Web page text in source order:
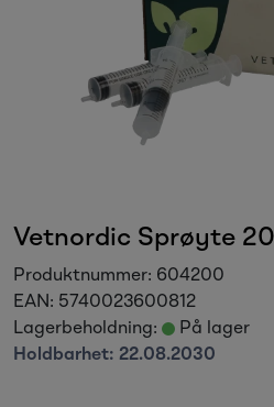
Vetnordic Sprøyte
Produktnummer: 604200
EAN: 5740023600812
Lagerbeholdning:
På lager
Holdbarhet: 22.08.2030
Sesongvarer